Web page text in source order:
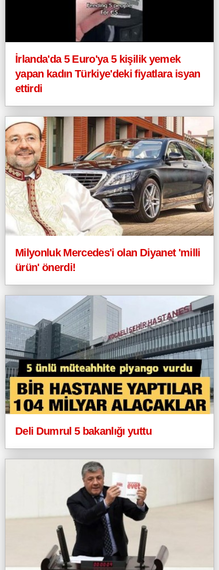
İrlanda'da 5 Euro'ya 5 kişilik yemek
yapan kadın Türkiye'deki fiyatlara isyan
ettirdi
Milyonluk Mercedes'i olan Diyanet 'milli
ürün' önerdi!
Deli Dumrul 5 bakanlığı yuttu